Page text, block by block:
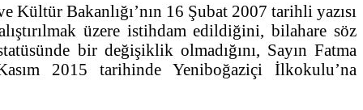
Bakanlığı’nın 16 Şubat 2007 tarihli yazısı
üzere istihdam edildiğini, bilahare söz
bir değişiklik olmadığını, Sayın Fatma
2015 tarihinde Yeniboğaziçi İlkokulu’na